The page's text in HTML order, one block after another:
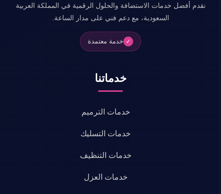
نقدم أفضل خدمات الاستضافة والحلول الرقمية في المملكة العربية
السعودية، مع دعم فني على مدار الساعة.
✓ خدمة معتمدة
خدماتنا
خدمات الترميم
خدمات التسليك
خدمات التنظيف
خدمات العزل